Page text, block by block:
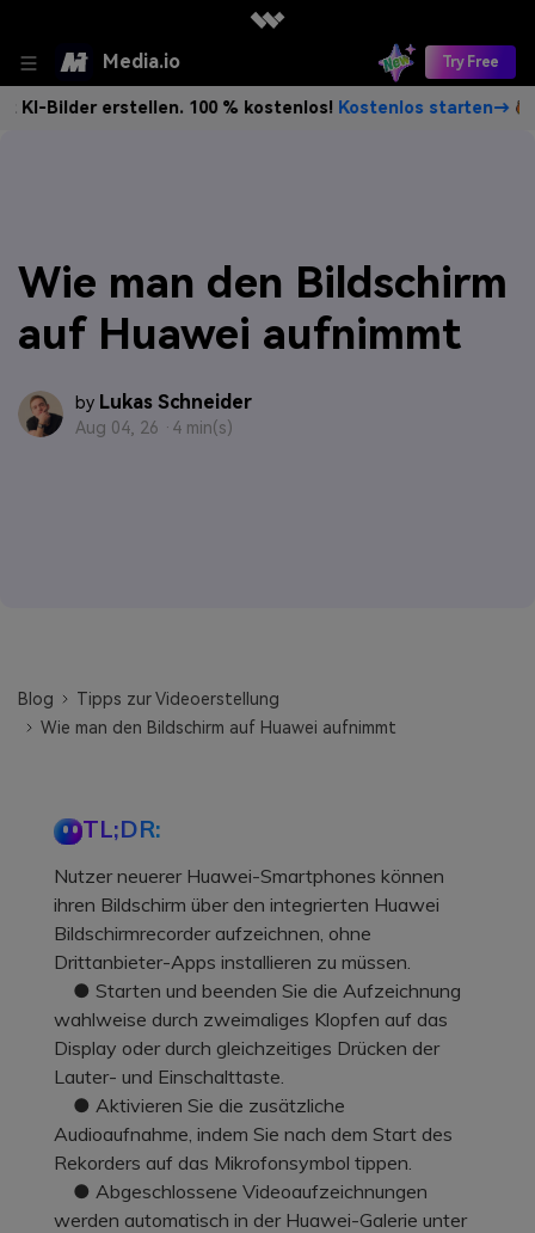
Media.io Try Free
erstellen. 100 % kostenlos!Kostenlos starten→
Wie man den Bildschirm
auf Huawei aufnimmt
by Lukas Schneider
Aug 04, 26 · 4 min(s)
Blog
Tipps zur Videoerstellung
Wie man den Bildschirm auf Huawei aufnimmt
TL;DR:
Nutzer neuerer Huawei-Smartphones können
ihren Bildschirm über den integrierten Huawei
Bildschirmrecorder aufzeichnen, ohne
Drittanbieter-Apps installieren zu müssen.
● Starten und beenden Sie die Aufzeichnung
wahlweise durch zweimaliges Klopfen auf das
Display oder durch gleichzeitiges Drücken der
Lauter- und Einschalttaste.
● Aktivieren Sie die zusätzliche
Audioaufnahme, indem Sie nach dem Start des
Rekorders auf das Mikrofonsymbol tippen.
● Abgeschlossene Videoaufzeichnungen
werden automatisch in der Huawei-Galerie unter